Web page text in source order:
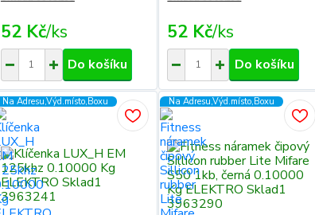
52 Kč/ks
Do košíku
52 Kč/ks
Do košíku
Na Adresu,Výd.místo,Boxu Na Adresu,Výd.místo,Boxu